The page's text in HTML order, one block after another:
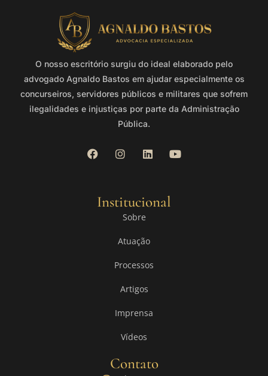
O nosso escritório surgiu do ideal elaborado pelo
advogado Agnaldo Bastos em ajudar especialmente os
concurseiros, servidores públicos e militares que sofrem
ilegalidades e injustiças por parte da Administração
Pública.
Institucional
Sobre
Atuação
Processos
Artigos
Imprensa
Vídeos
Contato